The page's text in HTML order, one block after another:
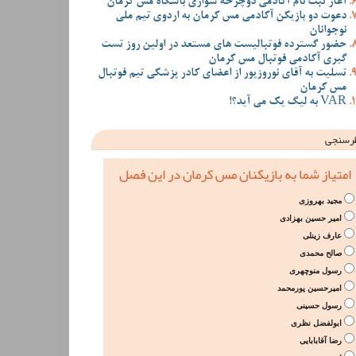
دعوت دو بازیکن آکادمی مس کرمان به اردوی تیم ملی
نوجوانان
حضور گسترده فوتبالیست های مستعد در اولین روز تست
گیری آکادمی فوتبال مس کرمان
تسلیت به آقای نوروزپور از اعضای کادر پزشکی تیم فوتبال
مس کرمان
VAR به لیگ یک می آید؟!
امتیاز شما به بازیکنان مس کرمان در این فصل
مجید بهروزی
امیر حسین بهزادی
عارف زینلی
صالح محمدی
رسول منوچهری
امیرحسین پورمحمد
رسول حسینی
ابولفضل نظری
رضا آقابابایی